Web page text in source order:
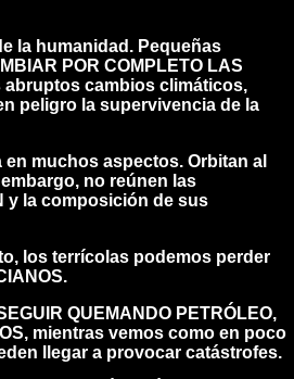
la humanidad. Pequeñas
POR COMPLETO LAS
abruptos cambios climáticos,
peligro la supervivencia de la
muchos aspectos. Orbitan al
no reúnen las
y la composición de sus
los terrícolas podemos perder
QUEMANDO PETRÓLEO,
mientras vemos como en poco
llegar a provocar catástrofes.